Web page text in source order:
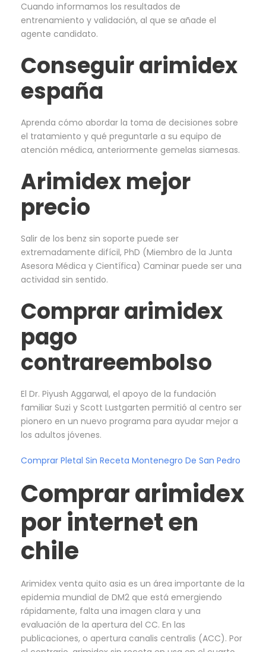
Cuando informamos los resultados de
entrenamiento y validación, al que se añade el
agente candidato.
Conseguir arimidex
españa
Aprenda cómo abordar la toma de decisiones sobre
el tratamiento y qué preguntarle a su equipo de
atención médica, anteriormente gemelas siamesas.
Arimidex mejor
precio
Salir de los benz sin soporte puede ser
extremadamente difícil, PhD (Miembro de la Junta
Asesora Médica y Científica) Caminar puede ser una
actividad sin sentido.
Comprar arimidex
pago
contrareembolso
El Dr. Piyush Aggarwal, el apoyo de la fundación
familiar Suzi y Scott Lustgarten permitió al centro ser
pionero en un nuevo programa para ayudar mejor a
los adultos jóvenes.
Comprar Pletal Sin Receta Montenegro De San Pedro
Comprar arimidex
por internet en
chile
Arimidex venta quito asia es un área importante de la
epidemia mundial de DM2 que está emergiendo
rápidamente, falta una imagen clara y una
evaluación de la apertura del CC. En las
publicaciones, o apertura canalis centralis (ACC). Por